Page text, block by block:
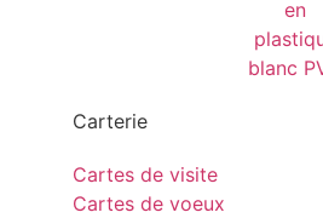
Carterie
Cartes de visite
Cartes de voeux